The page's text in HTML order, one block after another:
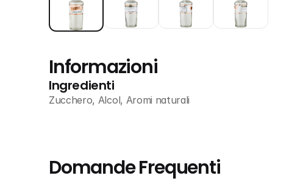
Informazioni
Ingredienti
Zucchero, Alcol, Aromi naturali
Domande Frequenti